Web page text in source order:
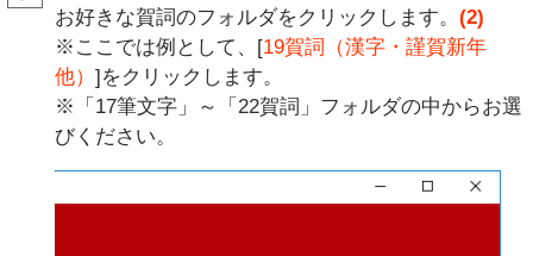
お好きな賀詞のフォルダをクリックします。 (2)
※ここでは例として、[19賀詞（漢字・謹賀新年
他） ]をクリックします。
※「17筆文字」～「22賀詞」フォルダの中からお選
びください。